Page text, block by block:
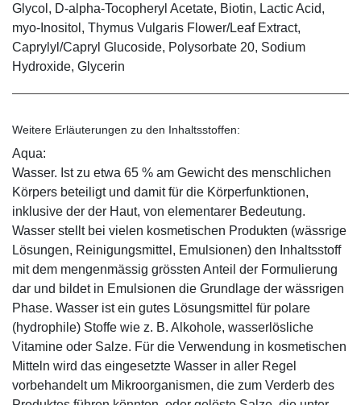
Glycol, D-alpha-Tocopheryl Acetate, Biotin, Lactic Acid,
myo-Inositol, Thymus Vulgaris Flower/Leaf Extract,
Caprylyl/Capryl Glucoside, Polysorbate 20, Sodium
Hydroxide, Glycerin
Weitere Erläuterungen zu den Inhaltsstoffen:
Aqua:
Wasser. Ist zu etwa 65 % am Gewicht des menschlichen
Körpers beteiligt und damit für die Körperfunktionen,
inklusive der der Haut, von elementarer Bedeutung.
Wasser stellt bei vielen kosmetischen Produkten (wässrige
Lösungen, Reinigungsmittel, Emulsionen) den Inhaltsstoff
mit dem mengenmässig grössten Anteil der Formulierung
dar und bildet in Emulsionen die Grundlage der wässrigen
Phase. Wasser ist ein gutes Lösungsmittel für polare
(hydrophile) Stoffe wie z. B. Alkohole, wasserlösliche
Vitamine oder Salze. Für die Verwendung in kosmetischen
Mitteln wird das eingesetzte Wasser in aller Regel
vorbehandelt um Mikroorganismen, die zum Verderb des